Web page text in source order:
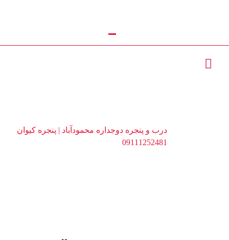
درب و پنجره دوجداره
محمودآباد | پنجره کیوان
درب و پنجره دوجداره محمودآباد | پنجره کیوان
09111252481